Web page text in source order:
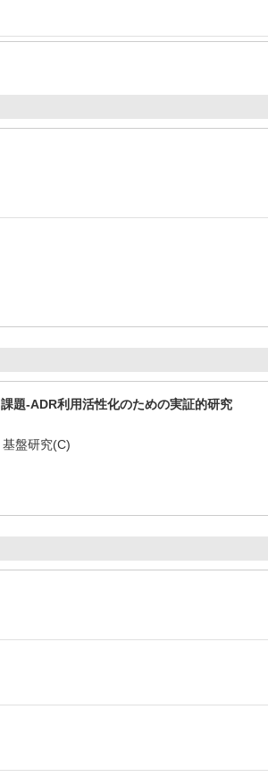
題-ADR利用活性化のための実証的研究
盤研究(C)